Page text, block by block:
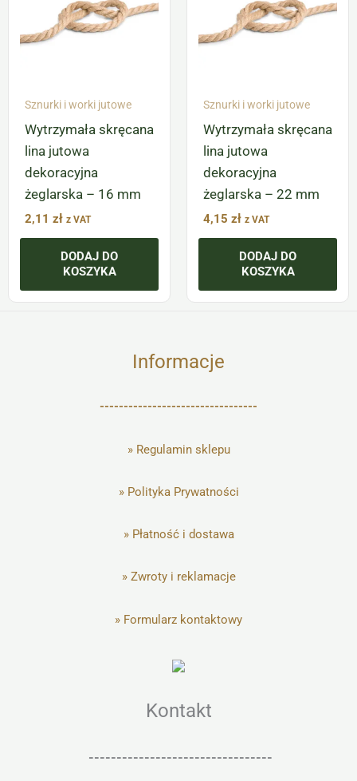
Sznurki i worki jutowe
Wytrzymała skręcana
lina jutowa
dekoracyjna
żeglarska – 16 mm
2,11 zł z VAT
DODAJ DO
KOSZYKA
Sznurki i worki jutowe
Wytrzymała skręcana
lina jutowa
dekoracyjna
żeglarska – 22 mm
4,15 zł z VAT
DODAJ DO
KOSZYKA
Informacje
---------------------------------
» Regulamin sklepu
» Polityka Prywatności
» Płatność i dostawa
» Zwroty i reklamacje
» Formularz kontaktowy
Kontakt
---------------------------------